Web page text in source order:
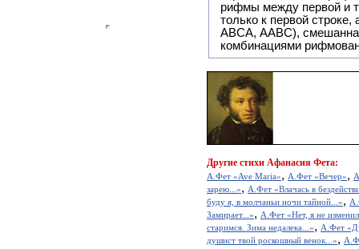
рифмы между первой и
только к первой
ABCA, AABC), смешанная или вольная рифмовка (рифмовка в сложных строфах с различными
комбинациями
Другие стихи Афанасия Фета:
А.Фет «Ave Maria», А.Фет «Вечер»,
зарею...», А.Фет «Влачась в
буду я, в молчаньи ночи тайной...»,
Замирает...», А.Фет «Нет, я не
старимся. Зима недалека...», А.Фет
душист твой роскошный венок...»,